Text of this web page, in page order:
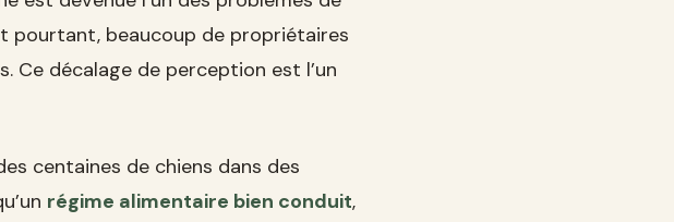
pourtant, beaucoup de propriétaires
Ce décalage de perception est l’un
centaines de chiens dans des
régime alimentaire bien conduit,